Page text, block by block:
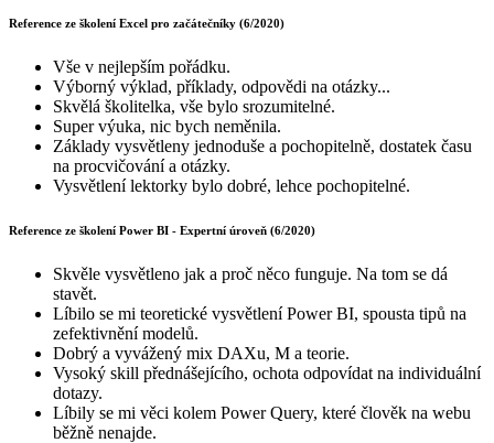
Reference ze školení Excel pro začátečníky (6/2020)
Vše v nejlepším pořádku.
Výborný výklad, příklady, odpovědi na otázky...
Skvělá školitelka, vše bylo srozumitelné.
Super výuka, nic bych neměnila.
Základy vysvětleny jednoduše a pochopitelně, dostatek času
na procvičování a otázky.
Vysvětlení lektorky bylo dobré, lehce pochopitelné.
Reference ze školení Power BI - Expertní úroveň (6/2020)
Skvěle vysvětleno jak a proč něco funguje. Na tom se dá
stavět.
Líbilo se mi teoretické vysvětlení Power BI, spousta tipů na
zefektivnění modelů.
Dobrý a vyvážený mix DAXu, M a teorie.
Vysoký skill přednášejícího, ochota odpovídat na individuální
dotazy.
Líbily se mi věci kolem Power Query, které člověk na webu
běžně nenajde.